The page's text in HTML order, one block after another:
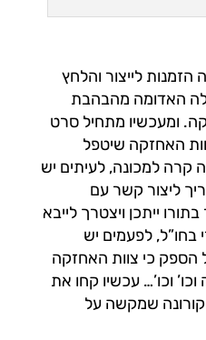
לייצור והלחץ
האדומה מהבהבת
ומעכשיו מתחיל סרט
האחזקה שיטפל
קרה למכונה, לעיתים יש
ליצור קשר עם
ייתכן ויצטרך לייבא
לפעמים יש
הספק כי צוות האחזקה
וכו’… עכשיו קחו את
קורונה שמקשה על